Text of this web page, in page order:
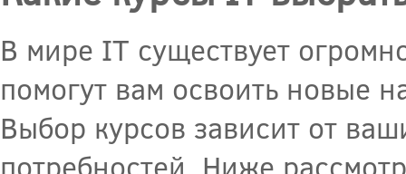
В мире IT существует
помогут вам освоить новые
Выбор курсов зависит от